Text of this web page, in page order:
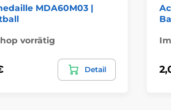
MDA60M03 |
vorrätig
Detail